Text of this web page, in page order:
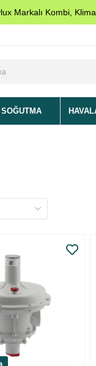
Markalı Kombi,
SOĞUTMA